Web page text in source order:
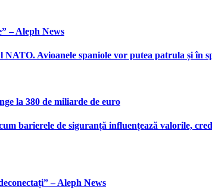
– Aleph News
Avioanele spaniole vor putea patrula și în
la 380 de miliarde de euro
barierele de siguranță influențează valorile,
– Aleph News